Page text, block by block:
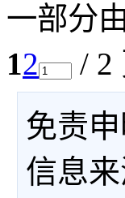
一部分
12 / 2
免责
信息